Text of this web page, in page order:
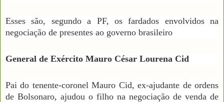
Esses são, segundo a PF, os fardados envolvidos na
negociação de presentes ao governo brasileiro
General de Exército Mauro César Lourena Cid
Pai do tenente-coronel Mauro Cid, ex-ajudante de ordens
de Bolsonaro, ajudou o filho na negociação de venda de